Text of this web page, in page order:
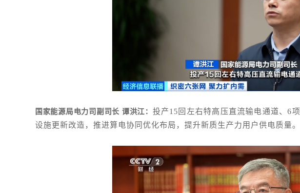
国家能源局电力司副司长 谭洪江： 投产15回左右特高压直流输电通道、6项
设施更新改造，推进算电协同优化布局，提升新质生产力用户供电质量。